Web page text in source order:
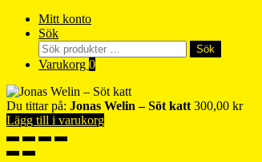
Mitt konto
Sök
Sök
efter:
Sök
Varukorg 0
Du tittar på: Jonas Welin – Söt katt 300,00 kr
Lägg till i varukorg